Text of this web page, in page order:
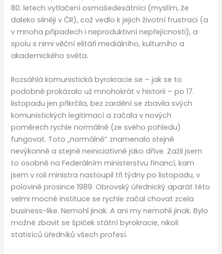
80. letech vytlačení osmašedesátníci (myslím, že
daleko silněji v ČR), což vedlo k jejich životní frustraci (a
v mnoha případech i neproduktivní nepřejícnosti), a
spolu s nimi věční elitáři mediálního, kulturního a
akademického světa.
Rozsáhlá komunistická byrokracie se – jak se to
podobně prokázalo už mnohokrát v historii – po 17.
listopadu jen přikrčila, bez zardění se zbavila svých
komunistických legitimací a začala v nových
poměrech rychle normálně (ze svého pohledu)
fungovat. Toto „normálně“ znamenalo stejně
nevýkonně a stejně neiniciativně jako dříve. Zažil jsem
to osobně na Federálním ministerstvu financí, kam
jsem v roli ministra nastoupil tři týdny po listopadu, v
polovině prosince 1989. Obrovský úřednický aparát této
velmi mocné instituce se rychle začal chovat zcela
business-like. Nemohl jinak. A ani my nemohli jinak. Bylo
možné zbavit se špiček státní byrokracie, nikoli
statisíců úředníků všech profesí.